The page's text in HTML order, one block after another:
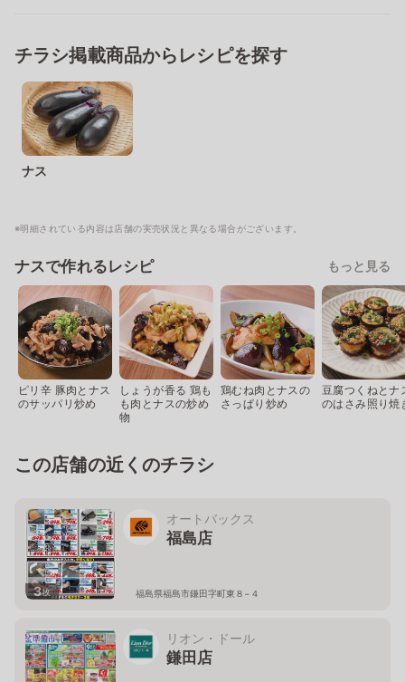
チラシ掲載商品からレシピを探す
ナス
※明細されている内容は店舗の実売状況と異なる場合がございます。
ナスで作れるレシピ もっと見る
ピリ辛 豚肉とナス
のサッパリ炒め
しょうが香る 鶏も
も肉とナスの炒め
物
鶏むね肉とナスの
さっぱり炒め
豆腐つくねとナ
のはさみ照り焼
この店舗の近くのチラシ
3枚
オートバックス
福島店
福島県福島市鎌田字町東８−４
リオン・ドール
鎌田店